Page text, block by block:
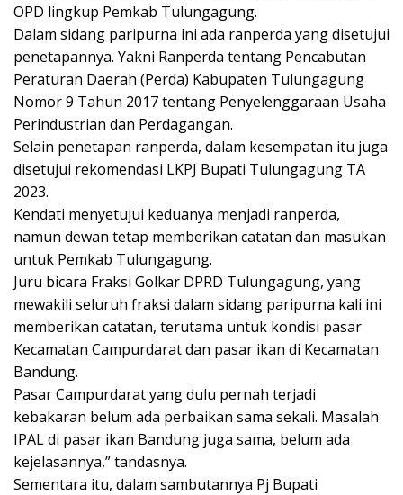
OPD lingkup Pemkab Tulungagung.
Dalam sidang paripurna ini ada ranperda yang disetujui
penetapannya. Yakni Ranperda tentang Pencabutan
Peraturan Daerah (Perda) Kabupaten Tulungagung
Nomor 9 Tahun 2017 tentang Penyelenggaraan Usaha
Perindustrian dan Perdagangan.
Selain penetapan ranperda, dalam kesempatan itu juga
disetujui rekomendasi LKPJ Bupati Tulungagung TA
2023.
Kendati menyetujui keduanya menjadi ranperda,
namun dewan tetap memberikan catatan dan masukan
untuk Pemkab Tulungagung.
Juru bicara Fraksi Golkar DPRD Tulungagung, yang
mewakili seluruh fraksi dalam sidang paripurna kali ini
memberikan catatan, terutama untuk kondisi pasar
Kecamatan Campurdarat dan pasar ikan di Kecamatan
Bandung.
Pasar Campurdarat yang dulu pernah terjadi
kebakaran belum ada perbaikan sama sekali. Masalah
IPAL di pasar ikan Bandung juga sama, belum ada
kejelasannya,” tandasnya.
Sementara itu, dalam sambutannya Pj Bupati